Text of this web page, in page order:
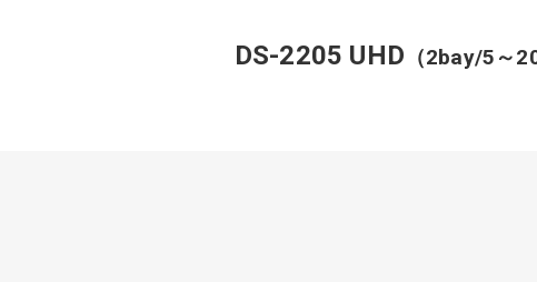
DS-2205 UHD （2bay/5～